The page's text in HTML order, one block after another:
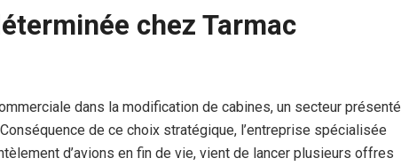
chez Tarmac
dans la modification de cabines, un secteur présenté
de ce choix stratégique, l’entreprise spécialisée
d’avions en fin de vie, vient de lancer plusieurs offres